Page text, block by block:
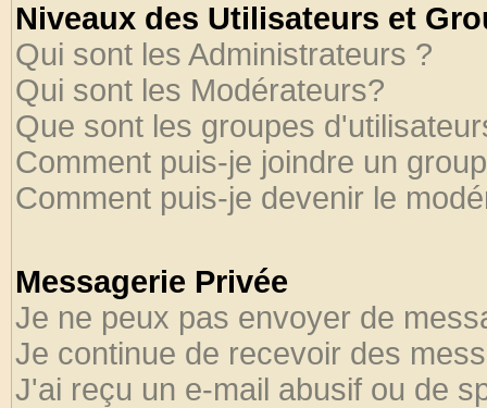
Niveaux des Utilisateurs et
Qui sont les Administrateurs ?
Qui sont les Modérateurs?
Que sont les groupes
Comment puis-je joindre un
Comment puis-je devenir le
Messagerie Privée
Je ne peux pas envoyer de
Je continue de recevoir des
J'ai reçu un e-mail abusif ou de